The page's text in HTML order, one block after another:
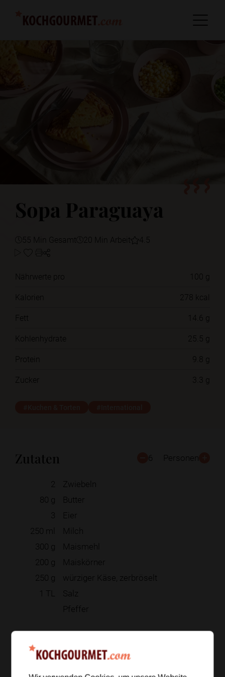
Sopa Paraguaya
55 Min Gesamt 20 Min Arbeit 4.5
Nährwerte pro
100 g
Kalorien
278 kcal
Fett
14.6 g
Kohlenhydrate
25.5 g
Protein
9.8 g
Zucker
3.3 g
Zutaten 6 Personen
2
Zwiebeln
80 g
Butter
3
Eier
250 ml
Milch
300 g
Maismehl
200 g
Maiskörner
250 g
würziger Käse, zerbröselt
1 TL
Salz
Pfeffer